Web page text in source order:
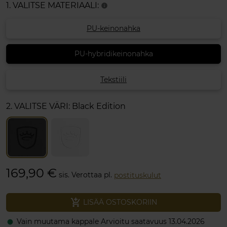
1. VALITSE MATERIAALI: info
PU-keinonahka
PU-hybridikeinonahka
Tekstiili
2. VALITSE VÄRI: Black Edition
169,90 € sis. Verottaa pl. postituskulut
add_shopping_cart LISÄÄ OSTOSKORIIN
fiber_manual_record Vain muutama kappale Arvioitu saatavuus 13.04.2026